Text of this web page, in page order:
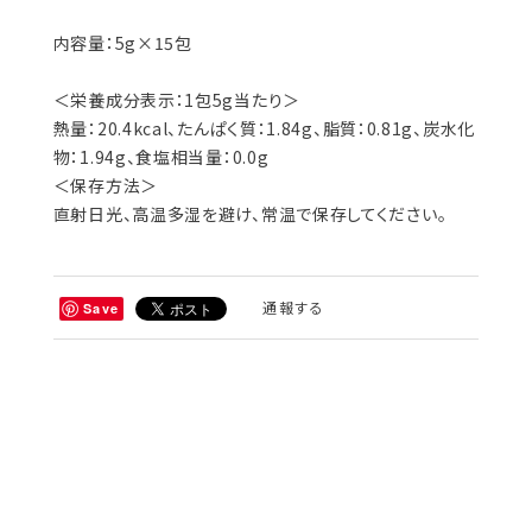
内容量：5g×15包
＜栄養成分表示：1包5g当たり＞
熱量：20.4kcal、たんぱく質：1.84g、脂質：0.81g、炭水化
物：1.94g、食塩相当量：0.0g
＜保存方法＞
直射日光、高温多湿を避け、常温で保存してください。
Save 通報する